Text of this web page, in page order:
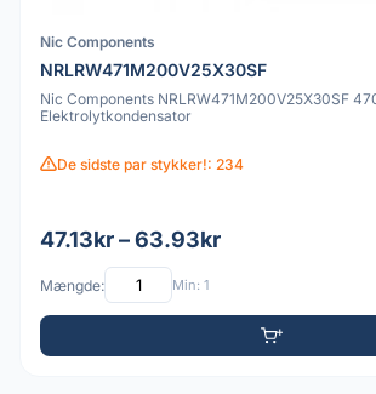
Nic Components
NRLRW471M200V25X30SF
Nic Components NRLRW471M200V25X30SF
Elektrolytkondensator
De sidste par stykker!: 234
47.13kr – 63.93kr
Mængde: Min: 1